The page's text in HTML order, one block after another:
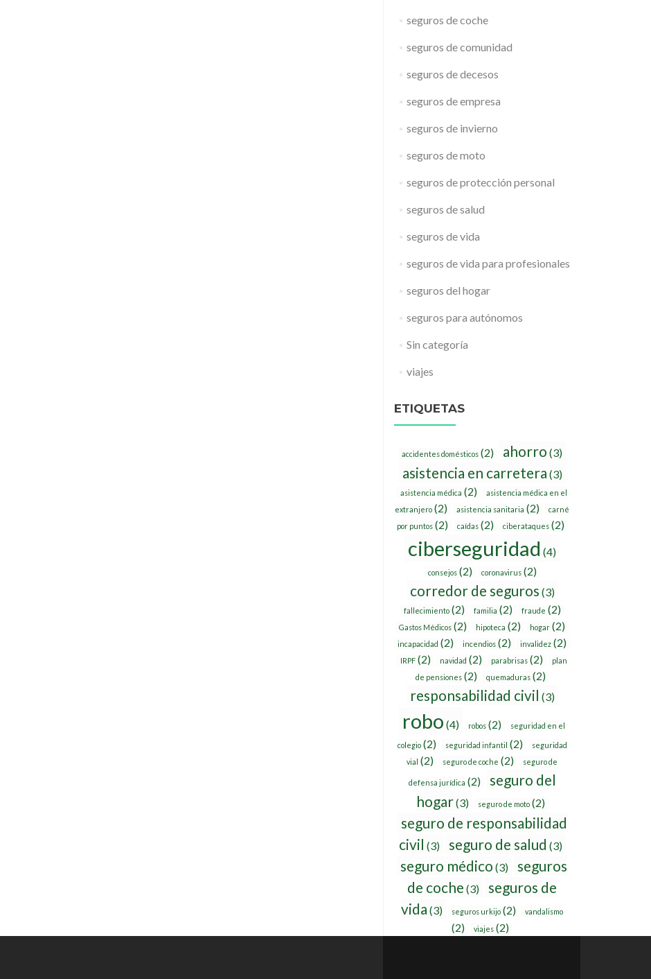
seguros de coche
seguros de comunidad
seguros de decesos
seguros de empresa
seguros de invierno
seguros de moto
seguros de protección personal
seguros de salud
seguros de vida
seguros de vida para profesionales
seguros del hogar
seguros para autónomos
Sin categoría
viajes
ETIQUETAS
accidentes domésticos (2) ahorro (3)
asistencia en carretera (3)
asistencia médica (2)
asistencia médica en el
extranjero (2) asistencia sanitaria (2)
carné
por puntos(2) caídas(2) ciberataques(2)
ciberseguridad (4)
consejos(2) coronavirus(2)
corredor de seguros (3)
fallecimiento(2) familia (2) fraude (2)
Gastos Médicos (2) hipoteca (2) hogar (2)
incapacidad (2) incendios (2) invalidez (2)
IRPF (2) navidad (2) parabrisas (2)
plan
de pensiones(2) quemaduras(2)
responsabilidad civil (3)
robo (4) robos (2) seguridad en el
colegio(2) seguridad infantil (2)
seguridad
vial (2) seguro de coche (2) seguro de
defensa jurídica (2)
seguro del
hogar(3) seguro de moto(2)
seguro de responsabilidad
civil (3) seguro de salud (3)
seguro médico (3)
seguros
de coche (3)
seguros de
vida (3) seguros urkijo (2) vandalismo
(2) viajes (2)